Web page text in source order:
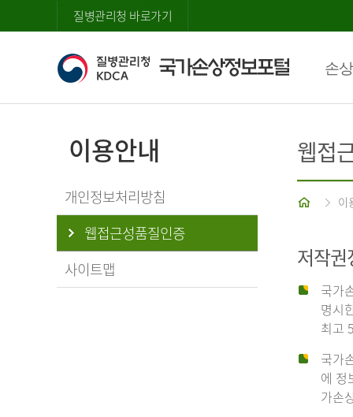
질병관리청 바로가기
손
이용안내
개인정보처리방침
웹접근성품질인증
사이트맵
웹접
홈 이
저작권
국가
명시
최고
국가
에 정
가손